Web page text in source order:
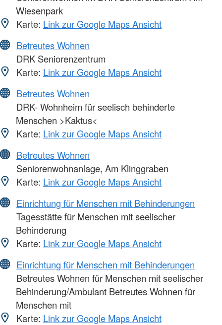
Wiesenpark
Karte: Link zur Google Maps Ansicht
Betreutes Wohnen
DRK Seniorenzentrum
Karte: Link zur Google Maps Ansicht
Betreutes Wohnen
DRK- Wohnheim für seelisch behinderte
Menschen >Kaktus<
Karte: Link zur Google Maps Ansicht
Betreutes Wohnen
Seniorenwohnanlage, Am Klinggraben
Karte: Link zur Google Maps Ansicht
Einrichtung für Menschen mit Behinderungen
Tagesstätte für Menschen mit seelischer
Behinderung
Karte: Link zur Google Maps Ansicht
Einrichtung für Menschen mit Behinderungen
Betreutes Wohnen für Menschen mit seelischer
Behinderung/Ambulant Betreutes Wohnen für
Menschen mit
Karte: Link zur Google Maps Ansicht